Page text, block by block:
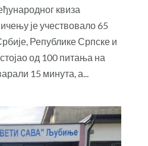
квиза
је учествовало 65
Републике Српске и
од 100 питања на
15 минута, а...